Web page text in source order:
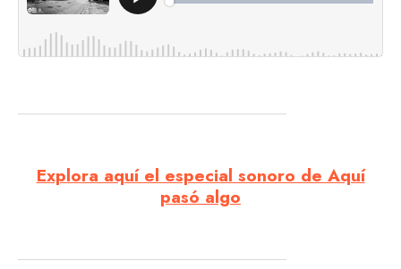
Explora aquí el especial sonoro de Aquí
pasó algo